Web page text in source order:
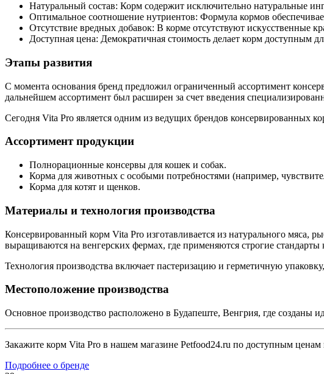
Натуральный состав: Корм содержит исключительно натуральные
Оптимальное соотношение нутриентов: Формула кормов
Отсутствие вредных добавок: В корме отсутствуют искусственные
Доступная цена: Демократичная стоимость делает корм доступным
Этапы развития
С момента основания бренд предложил ограниченный ассортимент
дальнейшем ассортимент был расширен за счет введения
Сегодня Vita Pro является одним из ведущих брендов консервированных
Ассортимент продукции
Полнорационные консервы для кошек и собак.
Корма для животных с особыми потребностями (например,
Корма для котят и щенков.
Материалы и технология производства
Консервированный корм Vita Pro изготавливается из натурального
выращиваются на венгерских фермах, где применяются строгие стандарты
Технология производства включает пастеризацию и герметичную
Местоположение производства
Основное производство расположено в Будапеште, Венгрия, где созданы
Закажите корм Vita Pro в нашем магазине Petfood24.ru по доступным
Подробнее о бренде